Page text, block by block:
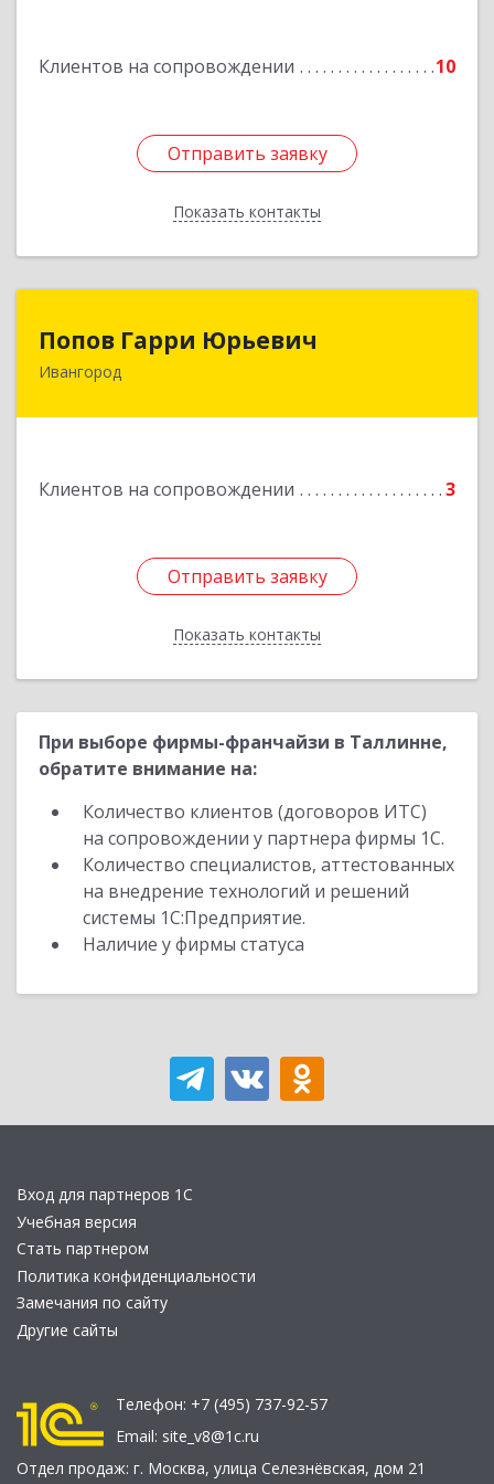
Клиентов на сопровождении 10
Отправить заявку
Показать контакты
Отправить заявку
Назад
Попов Гарри Юрьевич
Ивангород
Клиентов на сопровождении 3
Отправить заявку
Показать контакты
Отправить заявку
Назад
При выборе фирмы-франчайзи в Таллинне,
обратите внимание на:
Количество клиентов (договоров ИТС)
на сопровождении у партнера фирмы 1С.
Количество специалистов, аттестованных
на внедрение технологий и решений
системы 1С:Предприятие.
Наличие у фирмы статуса
Вход для партнеров 1С
Учебная версия
Стать партнером
Политика конфиденциальности
Замечания по сайту
Другие сайты
Телефон: +7 (495) 737-92-57
Email: site_v8@1c.ru
Отдел продаж: г. Москва, улица Селезнёвская, дом 21